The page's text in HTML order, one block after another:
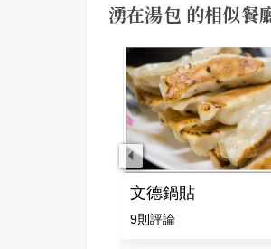
湧在湯包 的相似餐
好運殿日式炸物專賣文德鍋貼
9則評論